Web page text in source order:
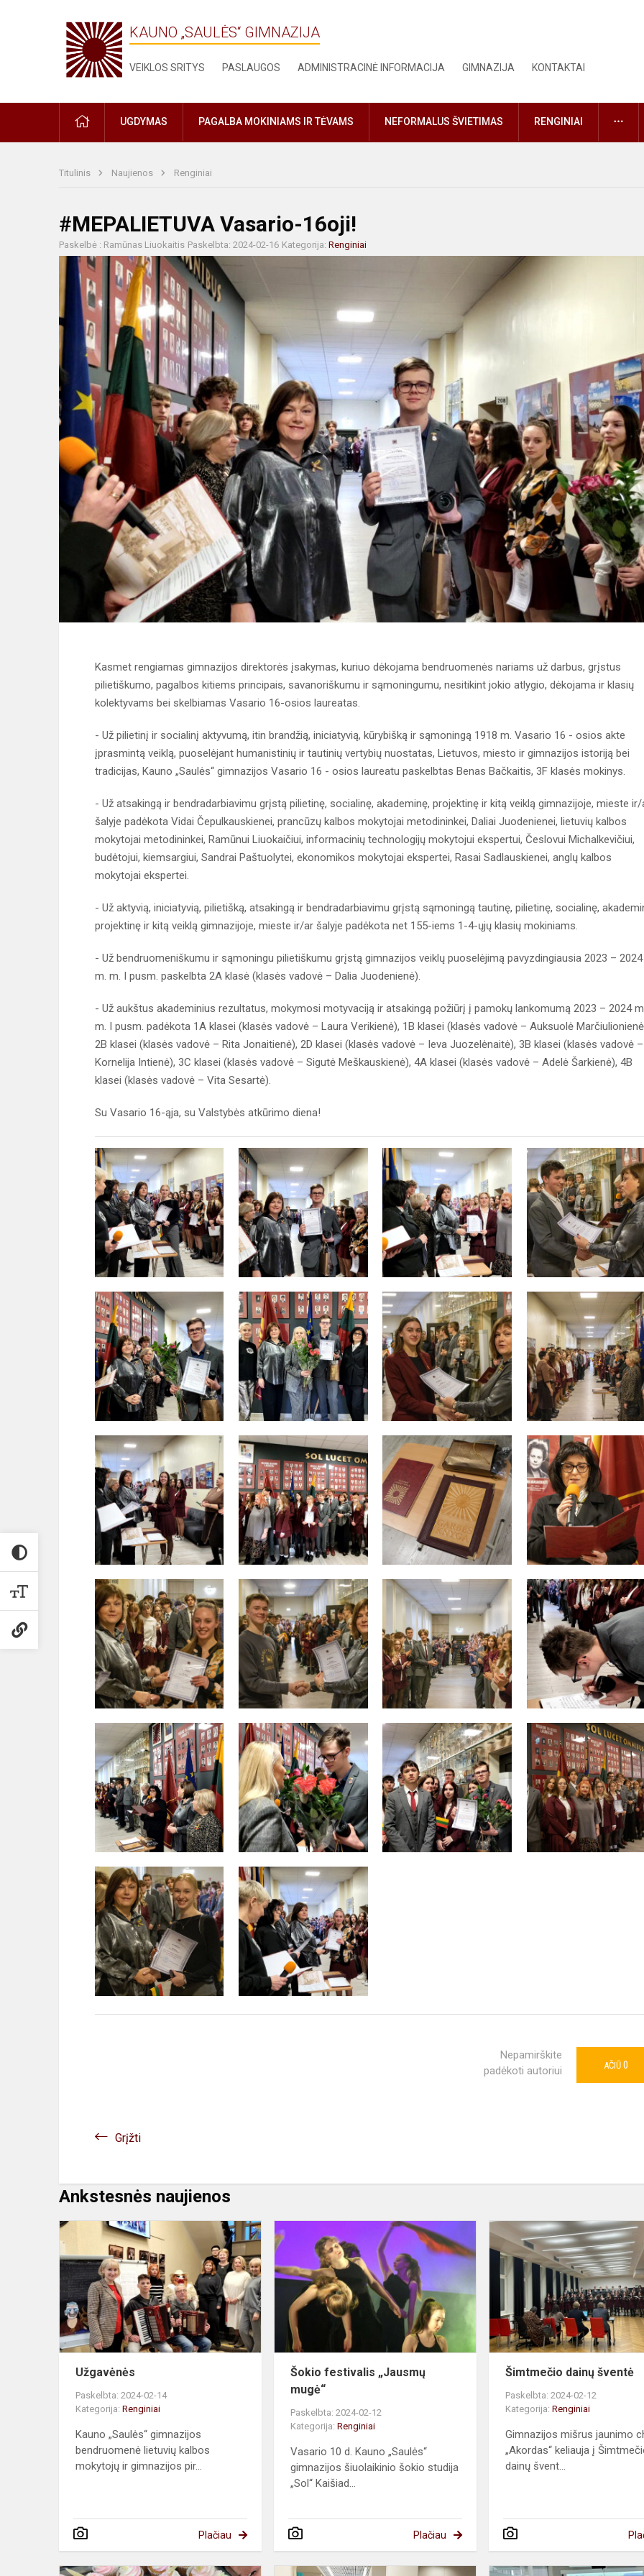
KAUNO „SAULĖS“ GIMNAZIJA
VEIKLOS SRITYS PASLAUGOS ADMINISTRACINĖ INFORMACIJA GIMNAZIJA KONTAKTAI
PRADŽIAUGDYMAS PAGALBA MOKINIAMS IR TĖVAMS NEFORMALUS ŠVIETIMAS RENGINIAI
Titulinis Naujienos Renginiai
#MEPALIETUVA Vasario-16oji!
Paskelbė : Ramūnas Liuokaitis Paskelbta: 2024-02-16 Kategorija: Renginiai
Kasmet rengiamas gimnazijos direktorės įsakymas, kuriuo dėkojama bendruomenės nariams už darbus, grįstus
pilietiškumo, pagalbos kitiems principais, savanoriškumu ir sąmoningumu, nesitikint jokio atlygio, dėkojama ir klasių
kolektyvams bei skelbiamas Vasario 16-osios laureatas.
- Už pilietinį ir socialinį aktyvumą, itin brandžią, iniciatyvią, kūrybišką ir sąmoningą 1918 m. Vasario 16 - osios akte
įprasmintą veiklą, puoselėjant humanistinių ir tautinių vertybių nuostatas, Lietuvos, miesto ir gimnazijos istoriją bei
tradicijas, Kauno „Saulės“ gimnazijos Vasario 16 - osios laureatu paskelbtas Benas Bačkaitis, 3F klasės mokinys.
- Už atsakingą ir bendradarbiavimu grįstą pilietinę, socialinę, akademinę, projektinę ir kitą veiklą gimnazijoje, mieste ir/
šalyje padėkota Vidai Čepulkauskienei, prancūzų kalbos mokytojai metodininkei, Daliai Juodenienei, lietuvių kalbos
mokytojai metodininkei, Ramūnui Liuokaičiui, informacinių technologijų mokytojui ekspertui, Česlovui Michalkevičiui,
budėtojui, kiemsargiui, Sandrai Paštuolytei, ekonomikos mokytojai ekspertei, Rasai Sadlauskienei, anglų kalbos
mokytojai ekspertei.
- Už aktyvią, iniciatyvią, pilietišką, atsakingą ir bendradarbiavimu grįstą sąmoningą tautinę, pilietinę, socialinę,
projektinę ir kitą veiklą gimnazijoje, mieste ir/ar šalyje padėkota net 155-iems 1-4-ųjų klasių mokiniams.
- Už bendruomeniškumu ir sąmoningu pilietiškumu grįstą gimnazijos veiklų puoselėjimą pavyzdingiausia 2023 – 2024
m. m. I pusm. paskelbta 2A klasė (klasės vadovė – Dalia Juodenienė).
- Už aukštus akademinius rezultatus, mokymosi motyvaciją ir atsakingą požiūrį į pamokų lankomumą 2023 – 2024
m. I pusm. padėkota 1A klasei (klasės vadovė – Laura Verikienė), 1B klasei (klasės vadovė – Auksuolė
2B klasei (klasės vadovė – Rita Jonaitienė), 2D klasei (klasės vadovė – Ieva Juozelėnaitė), 3B klasei (klasės vadovė –
Kornelija Intienė), 3C klasei (klasės vadovė – Sigutė Meškauskienė), 4A klasei (klasės vadovė – Adelė Šarkienė), 4B
klasei (klasės vadovė – Vita Sesartė).
Su Vasario 16-ąja, su Valstybės atkūrimo diena!
Nepamirškite
padėkoti autoriui
AČIŪ 0
Grįžti
Ankstesnės naujienos
Užgavėnės
Užgavėnės
Paskelbta: 2024-02-14
Kategorija: Renginiai
Kauno „Saulės“ gimnazijos
bendruomenė lietuvių kalbos
mokytojų ir gimnazijos pir...
Plačiau
festivalis
„Jausmų
mugė“
Šokio festivalis „Jausmų
mugė“
Paskelbta: 2024-02-12
Kategorija:Renginiai
Vasario 10 d. Kauno „Saulės“
gimnazijos šiuolaikinio šokio studija
„Sol“ Kaišiad...
Plačiau
Šimtmečio dainų šventė
Paskelbta: 2024-02-12
Kategorija:Renginiai
Gimnazijos mišrus jaunimo
„Akordas“ keliauja į
dainų švent...
Kalendorių Bibliotekos